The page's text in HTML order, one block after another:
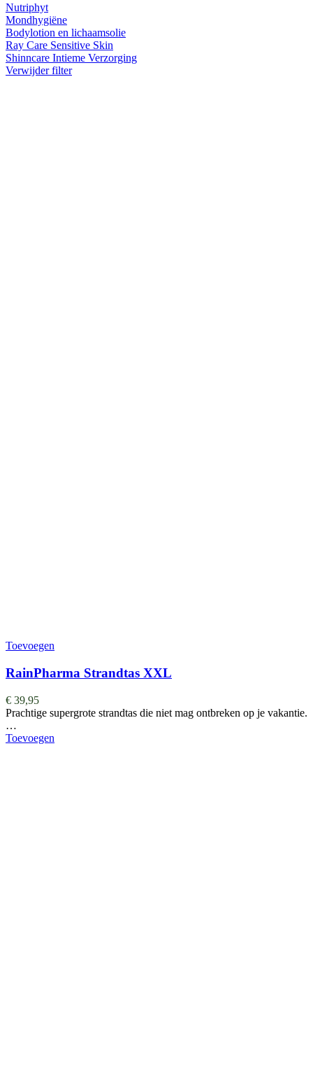
Nutriphyt
Mondhygiëne
Bodylotion en lichaamsolie
Ray Care Sensitive Skin
Shinncare Intieme Verzorging
Verwijder filter
Toevoegen
RainPharma Strandtas XXL
€ 39,95
Prachtige supergrote strandtas die niet mag ontbreken op je vakantie.
…
Toevoegen